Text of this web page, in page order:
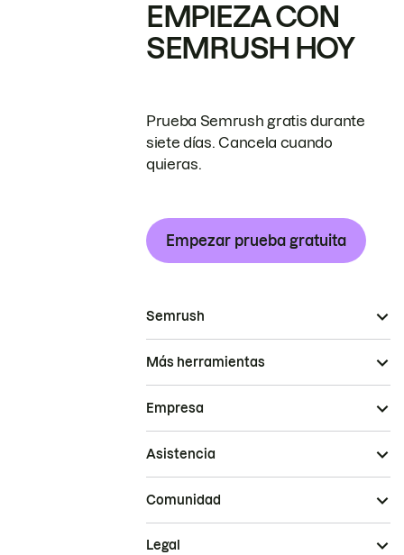
EMPIEZA CON
SEMRUSH HOY
Prueba Semrush gratis durante
siete días. Cancela cuando
quieras.
Empezar prueba gratuita
Semrush
Más herramientas
Empresa
Asistencia
Comunidad
Legal